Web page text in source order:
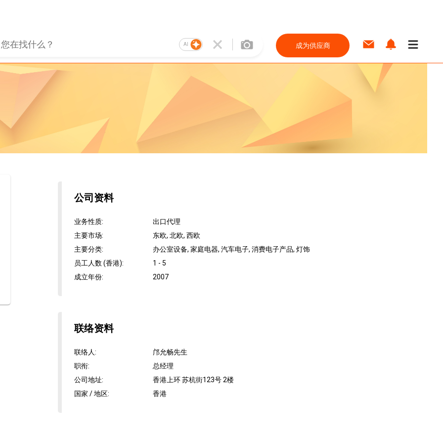
AI 成为供应商
公司资料
业务性质:
出口代理
主要市场:
东欧, 北欧, 西欧
主要分类:
办公室设备, 家庭电器, 汽车电子, 消费电子产品, 灯饰
员工人数 (香港):
1 - 5
成立年份: 2007
联络资料
联络人:
邝允畅先生
职衔:
总经理
公司地址:
香港上环 苏杭街123号 2楼
国家 / 地区: 香港